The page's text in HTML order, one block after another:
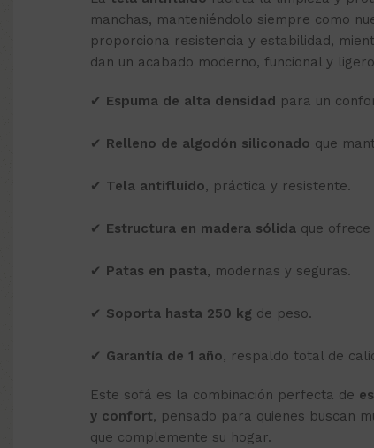
manchas, manteniéndolo siempre como
proporciona resistencia y estabilidad,
dan un acabado moderno, funcional y
✔ Espuma de alta densidad para un
✔ Relleno de algodón siliconado que
✔ Tela antifluido, práctica y resistente.
✔ Estructura en madera sólida que
✔ Patas en pasta, modernas y seguras.
✔ Soporta hasta 250 kg de peso.
✔ Garantía de 1 año, respaldo total de
Este sofá es la combinación perfecta de
y confort, pensado para quienes buscan
que complemente su hogar.